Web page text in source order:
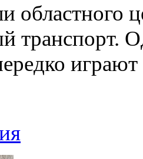
областного
транспорт.